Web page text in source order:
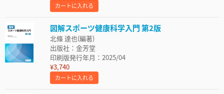
カートに入れる
図解スポーツ健康科学入門 第2版
北條 達也(編著)
出版社：金芳堂
印刷版発行年月：2025/04
¥3,740
カートに入れる